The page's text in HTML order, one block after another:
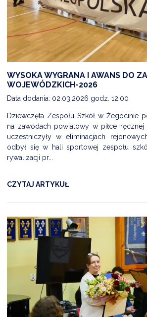
WYSOKA WYGRANA I AWANS DO
WOJEWÓDZKICH-2026
Data dodania: 02.03.2026 godz. 12:00
Dziewczęta Zespołu Szkół w Żegocinie
na zawodach powiatowy w piłce ręcznej
uczestniczyły w eliminacjach
odbył się w hali sportowej zespołu
rywalizacji pr...
CZYTAJ ARTYKUŁ